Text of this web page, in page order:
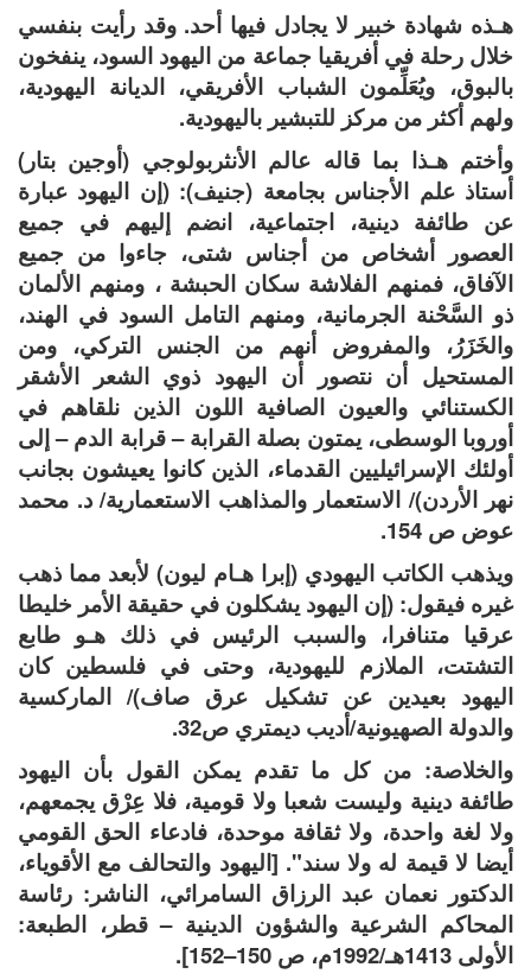
هـذه شهادة خبير لا يجادل فيها أحد. وقد رأيت بنفسي
خلال رحلة في أفريقيا جماعة من اليهود السود، ينفخون
بالبوق، ويُعَلِّمون الشباب الأفريقي، الديانة اليهودية،
ولهم أكثر من مركز للتبشير باليهودية.
وأختم هـذا بما قاله عالم الأنثربولوجي (أوجين بتار)
أستاذ علم الأجناس بجامعة (جنيف): (إن اليهود عبارة
عن طائفة دينية، اجتماعية، انضم إليهم في جميع
العصور أشخاص من أجناس شتى، جاءوا من جميع
الآفاق، فمنهم الفلاشة سكان الحبشة ، ومنهم الألمان
ذو السَّحْنة الجرمانية، ومنهم التامل السود في الهند،
والخَزَرُ، والمفروض أنهم من الجنس التركي، ومن
المستحيل أن نتصور أن اليهود ذوي الشعر الأشقر
الكستنائي والعيون الصافية اللون الذين نلقاهم في
أوروبا الوسطى، يمتون بصلة القرابة – قرابة الدم – إلى
أولئك الإسرائيليين القدماء، الذين كانوا يعيشون بجانب
نهر الأردن)/ الاستعمار والمذاهب الاستعمارية/ د. محمد
عوض ص 154.
ويذهب الكاتب اليهودي (إبرا هـام ليون) لأبعد مما ذهب
غيره فيقول: (إن اليهود يشكلون في حقيقة الأمر خليطا
عرقيا متنافرا، والسبب الرئيس في ذلك هـو طابع
التشتت، الملازم لليهودية، وحتى في فلسطين كان
اليهود بعيدين عن تشكيل عرق صاف)/ الماركسية
والدولة الصهيونية/أديب ديمتري ص32.
والخلاصة: من كل ما تقدم يمكن القول بأن اليهود
طائفة دينية وليست شعبا ولا قومية، فلا عِرْق يجمعهم،
ولا لغة واحدة، ولا ثقافة موحدة، فادعاء الحق القومي
أيضا لا قيمة له ولا سند". [اليهود والتحالف مع الأقوياء،
الدكتور نعمان عبد الرزاق السامرائي، الناشر: رئاسة
المحاكم الشرعية والشؤون الدينية – قطر، الطبعة:
الأولى 1413هـ/1992م، ص 150–152].